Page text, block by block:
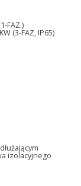
FAZ.)
(3-FAZ, IP65)
izolacyjnego